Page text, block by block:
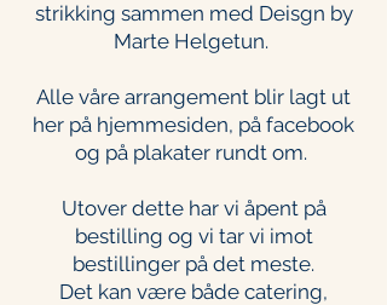
strikking sammen med Deisgn by
Marte Helgetun.
Alle våre arrangement blir lagt ut
her på hjemmesiden, på facebook
og på plakater rundt om.
Utover dette har vi åpent på
bestilling og vi tar vi imot
bestillinger på det meste.
Det kan være både catering,